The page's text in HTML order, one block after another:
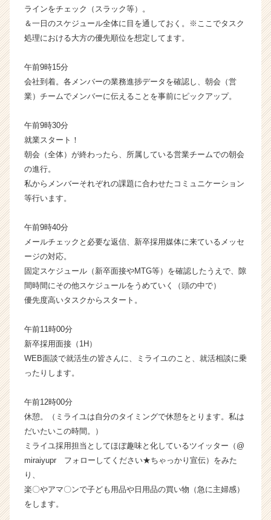
ラインをチェック（スラック等）。
＆一日のスケジュール全体に目を通しておく。※ここでタスク
処理における大方の優先順位を想定してます。
午前9時15分
会社到着。各メンバーの業務進捗データを確認し、朝会（営
業）チームでメンバーに伝えることを事前にピックアップ。
午前9時30分
就業スタート！
朝会（全体）が終わったら、所属している営業チームでの朝会
の進行。
私からメンバーそれぞれの課題に合わせたコミュニケーション
等行います。
午前9時40分
メールチェックと必要な返信、新卒採用媒体に来ているメッセ
ージの対応。
固定スケジュール（新卒面接やMTG等）を確認したうえで、隙
間時間にその他スケジュールをうめていく（頭の中で）
優先度高いタスクからスタート。
午前11時00分
新卒採用面接（1H）
WEB面談で就活生の皆さんに、ミライユのこと、就活相談に乗
ったりします。
午前12時00分
休憩。（ミライユは自分のタイミングで休憩をとります。私は
だいたいこの時間。）
ミライユ採用担当としてほぼ趣味と化しているツイッター（@
miraiyupr フォローしてください★ちゃっかり宣伝）をみた
り、
楽〇やアマ〇ンで子ども用品や日用品の買い物（急に主婦感）
をします。